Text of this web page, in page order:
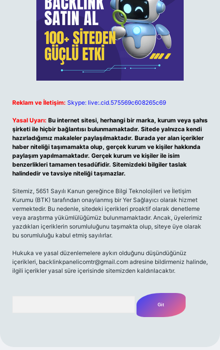
Reklam ve İletişim: Skype: live:.cid.575569c608265c69
Yasal Uyarı: Bu internet sitesi, herhangi bir marka, kurum veya şahıs
şirketi ile hiçbir bağlantısı bulunmamaktadır. Sitede yalnızca kendi
hazırladığımız makaleler paylaşılmaktadır. Burada yer alan içerikler
haber niteliği taşımamakta olup, gerçek kurum ve kişiler hakkında
paylaşım yapılmamaktadır. Gerçek kurum ve kişiler ile isim
benzerlikleri tamamen tesadüfidir. Sitemizdeki bilgiler taslak
halindedir ve tavsiye niteliği taşımazlar.
Sitemiz, 5651 Sayılı Kanun gereğince Bilgi Teknolojileri ve İletişim
Kurumu (BTK) tarafından onaylanmış bir Yer Sağlayıcı olarak hizmet
vermektedir. Bu nedenle, sitedeki içerikleri proaktif olarak denetleme
veya araştırma yükümlülüğümüz bulunmamaktadır. Ancak, üyelerimiz
yazdıkları içeriklerin sorumluluğunu taşımakta olup, siteye üye olarak
bu sorumluluğu kabul etmiş sayılırlar.
Hukuka ve yasal düzenlemelere aykırı olduğunu düşündüğünüz
içerikleri, backlinkpanelicomtr@gmail.com adresine bildirmeniz halinde,
ilgili içerikler yasal süre içerisinde sitemizden kaldırılacaktır.